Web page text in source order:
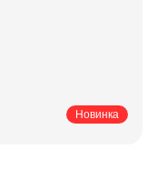
Новинка